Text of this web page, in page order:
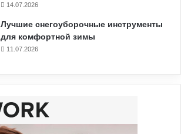
14.07.2026
Лучшие снегоуборочные инструменты
для комфортной зимы
11.07.2026